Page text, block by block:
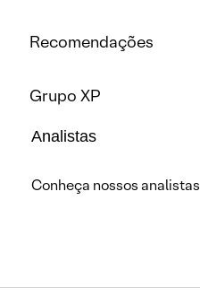
Recomendações
Grupo XP
Analistas
Conheça nossos analistas